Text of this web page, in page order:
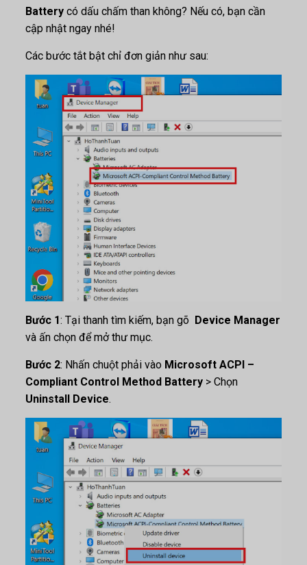
Batterycó dấu chấm than không? Nếu có, bạn cần
cập nhật ngay nhé!
Các bước tắt bật chỉ đơn giản như sau:
Bước 1: Tại thanh tìm kiếm, bạn gõ Device Manager
và ấn chọn để mở thư mục.
Bước 2: Nhấn chuột phải vào Microsoft ACPI –
Compliant Control Method Battery> Chọn
Uninstall Device.